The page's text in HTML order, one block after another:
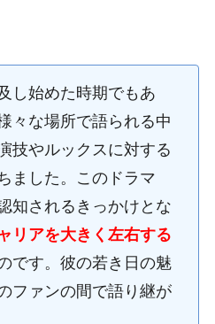
し始めた時期でもあ
々な場所で語られる中
技やルックスに対する
ました。このドラマ
知されるきっかけとな
リアを大きく左右する
です。彼の若き日の魅
ファンの間で語り継が